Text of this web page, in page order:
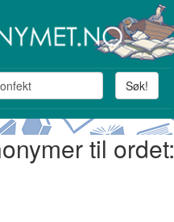
Søk!
til ordet: